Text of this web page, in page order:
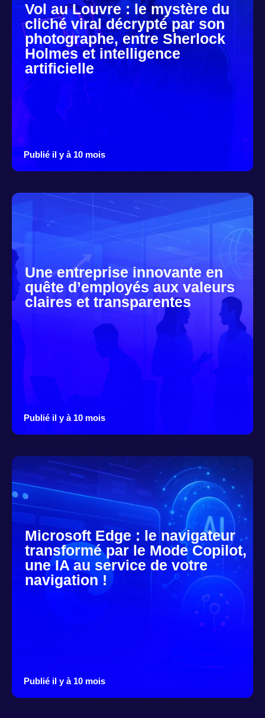
Vol au Louvre : le mystère du
cliché viral décrypté par son
photographe, entre Sherlock
Holmes et intelligence
artificielle
Publié il y à 10 mois
Une entreprise innovante en
quête d’employés aux valeurs
claires et transparentes
Publié il y à 10 mois
Microsoft Edge : le navigateur
transformé par le Mode Copilot,
une IA au service de votre
navigation !
Publié il y à 10 mois